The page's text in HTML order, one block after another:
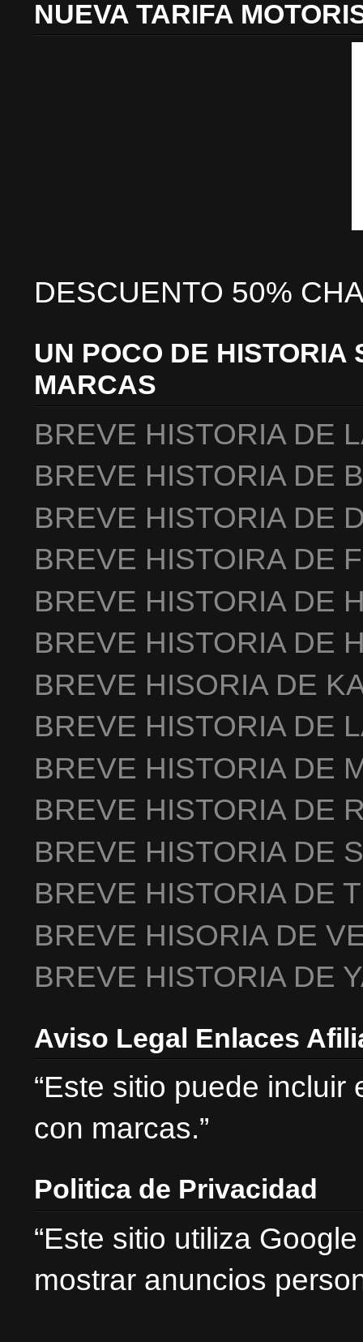
NUEVA TARIFA
DESCUENTO 50%
UN POCO DE HISTORIA
MARCAS
BREVE HISTORIA DE
BREVE HISTORIA DE
BREVE HISTORIA DE
BREVE HISTOIRA DE
BREVE HISTORIA DE
BREVE HISTORIA DE
BREVE HISORIA DE
BREVE HISTORIA DE
BREVE HISTORIA DE
BREVE HISTORIA DE
BREVE HISTORIA DE
BREVE HISTORIA DE
BREVE HISORIA DE
BREVE HISTORIA DE
Aviso Legal Enlaces
“Este sitio puede
con marcas.”
Politica de Privacidad
“Este sitio utiliza
mostrar anuncios